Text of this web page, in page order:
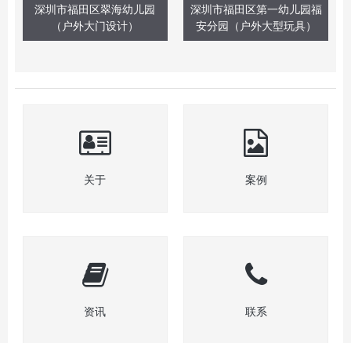
深圳市福田区翠海幼儿园
（户外大门设计）
深圳市福田区第一幼儿园福
安分园（户外大型玩具）
关于 案例
资讯 联系